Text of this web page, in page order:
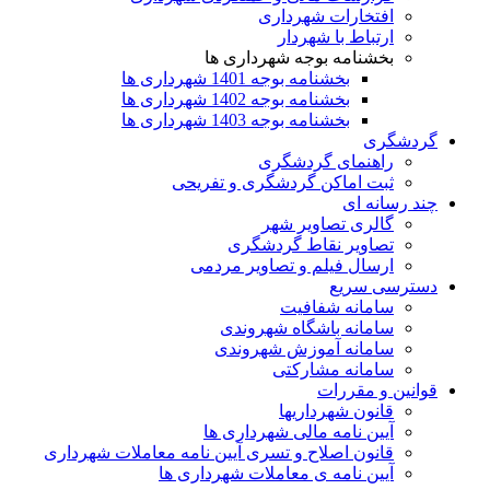
افتخارات شهرداری
ارتباط با شهردار
بخشنامه بوجه شهرداری ها
بخشنامه بوجه 1401 شهرداری ها
بخشنامه بوجه 1402 شهرداری ها
بخشنامه بوجه 1403 شهرداری ها
گردشگری
راهنمای گردشگری
ثبت اماکن گردشگری و تفریحی
چند رسانه ای
گالری تصاویر شهر
تصاویر نقاط گردشگری
ارسال فیلم و تصاویر مردمی
دسترسی سریع
سامانه شفافیت
سامانه باشگاه شهروندی
سامانه آموزش شهروندی
سامانه مشارکتی
قوانین و مقررات
قانون شهرداریها
آیین نامه مالی شهرداری ها
قانون اصلاح و تسری آیین نامه معاملات شهرداری
آیین نامه ی معاملات شهرداری ها